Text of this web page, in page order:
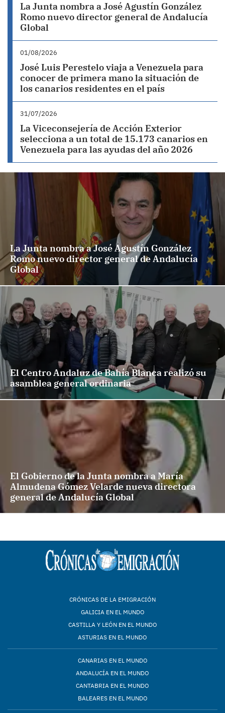
La Junta nombra a José Agustín González
Romo nuevo director general de Andalucía
Global
01/08/2026
José Luis Perestelo viaja a Venezuela para
conocer de primera mano la situación de
los canarios residentes en el país
31/07/2026
La Viceconsejería de Acción Exterior
selecciona a un total de 15.173 canarios en
Venezuela para las ayudas del año 2026
La Junta nombra a José Agustín González
Romo nuevo director general de Andalucía
Global
El Centro Andaluz de Bahía Blanca realizó su
asamblea general ordinaria
El Gobierno de la Junta nombra a María
Almudena Gómez Velarde nueva directora
general de Andalucía Global
CRÓNICAS DE LA EMIGRACIÓN
GALICIA EN EL MUNDO
CASTILLA Y LEÓN EN EL MUNDO
ASTURIAS EN EL MUNDO
CANARIAS EN EL MUNDO
ANDALUCÍA EN EL MUNDO
CANTABRIA EN EL MUNDO
BALEARES EN EL MUNDO